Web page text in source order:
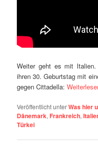
Weiter geht es mit
ihren 30. Geburtstag mit
gegen Cittadella:
Veröffentlicht unterWas hier
Dänemark, Frankreich,
Türkei